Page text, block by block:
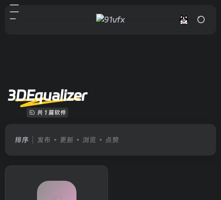
3DEqualizer
共 1 篇软件
排序 发布 更新 浏览 点赞